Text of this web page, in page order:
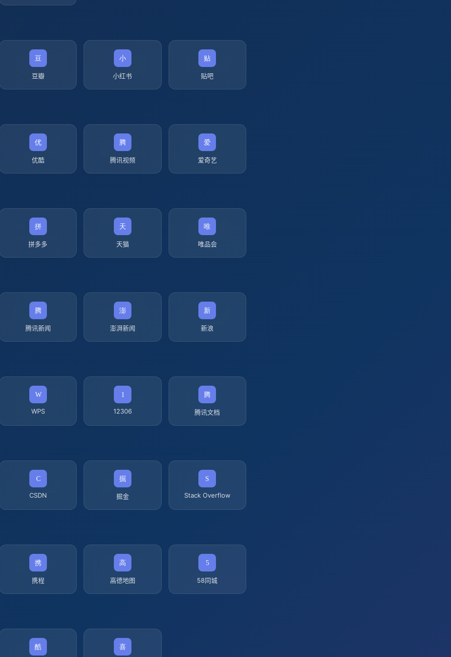
豆瓣 小红书 贴吧
优酷 腾讯视频 爱奇艺
拼多多 天猫 唯品会
腾讯新闻 澎湃新闻 新浪
WPS 12306 腾讯文档
CSDN 掘金 Stack Overflow
携程 高德地图 58同城